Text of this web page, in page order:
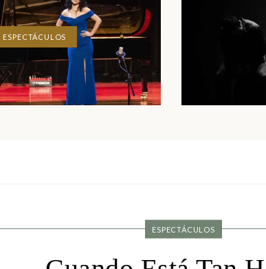
El Amor
ESPECTÁCULOS
ESPECTÁCULOS